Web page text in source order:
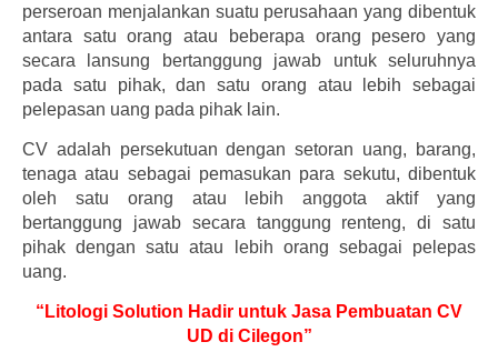
perseroan menjalankan suatu perusahaan yang dibentuk
antara satu orang atau beberapa orang pesero yang
secara lansung bertanggung jawab untuk seluruhnya
pada satu pihak, dan satu orang atau lebih sebagai
pelepasan uang pada pihak lain.
CV adalah persekutuan dengan setoran uang, barang,
tenaga atau sebagai pemasukan para sekutu, dibentuk
oleh satu orang atau lebih anggota aktif yang
bertanggung jawab secara tanggung renteng, di satu
pihak dengan satu atau lebih orang sebagai pelepas
uang.
“Litologi Solution Hadir untuk Jasa Pembuatan CV
UD di Cilegon”